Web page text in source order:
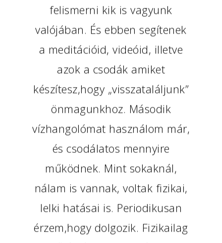
felismerni kik is vagyunk
valójában. És ebben segítenek
a meditációid, videóid, illetve
azok a csodák amiket
készítesz,hogy „visszataláljunk”
önmagunkhoz. Második
vízhangolómat használom már,
és csodálatos mennyire
működnek. Mint sokaknál,
nálam is vannak, voltak fizikai,
lelki hatásai is. Periodikusan
érzem,hogy dolgozik. Fizikailag